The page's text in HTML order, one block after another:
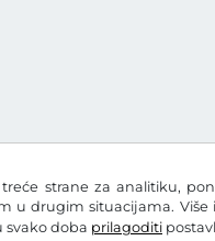
strane za analitiku,
drugim situacijama.
svako doba prilagoditi